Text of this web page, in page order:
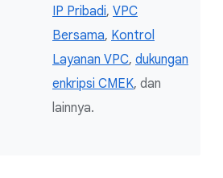
IP Pribadi, VPC
Bersama, Kontrol
Layanan VPC, dukungan
enkripsi CMEK, dan
lainnya.